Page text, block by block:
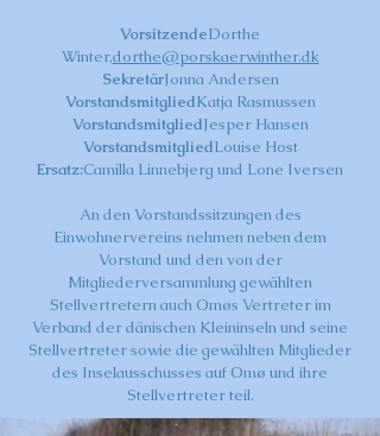
VorsitzendeDorthe
Winter,dorthe@porskaerwinther.dk
SekretärJonna Andersen
VorstandsmitgliedKatja Rasmussen
VorstandsmitgliedJesper Hansen
VorstandsmitgliedLouise Host
Ersatz:Camilla Linnebjerg und Lone Iversen
An den Vorstandssitzungen des
Einwohnervereins nehmen neben dem
Vorstand und den von der
Mitgliederversammlung gewählten
Stellvertretern auch Omøs Vertreter im
Verband der dänischen Kleininseln und seine
Stellvertreter sowie die gewählten Mitglieder
des Inselausschusses auf Omø und ihre
Stellvertreter teil.